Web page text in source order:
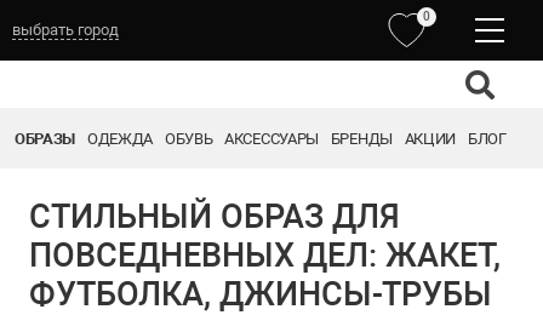
выбрать город
0
ОБРАЗЫ ОДЕЖДА ОБУВЬ АКСЕССУАРЫ БРЕНДЫ АКЦИИ БЛОГ
СТИЛЬНЫЙ ОБРАЗ ДЛЯ
ПОВСЕДНЕВНЫХ ДЕЛ: ЖАКЕТ,
ФУТБОЛКА, ДЖИНСЫ-ТРУБЫ